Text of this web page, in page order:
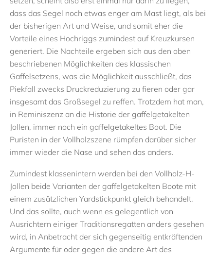
dass das Segel noch etwas enger am Mast liegt, als bei
der bisherigen Art und Weise, und somit eher die
Vorteile eines Hochriggs zumindest auf Kreuzkursen
generiert. Die Nachteile ergeben sich aus den oben
beschriebenen Möglichkeiten des klassischen
Gaffelsetzens, was die Möglichkeit ausschließt, das
Piekfall zwecks Druckreduzierung zu fieren oder gar
insgesamt das Großsegel zu reffen. Trotzdem hat man,
in Reminiszenz an die Historie der gaffelgetakelten
Jollen, immer noch ein gaffelgetakeltes Boot. Die
Puristen in der Vollholzszene rümpfen darüber sicher
immer wieder die Nase und sehen das anders.
Zumindest klassenintern werden bei den Vollholz-H-
Jollen beide Varianten der gaffelgetakelten Boote mit
einem zusätzlichen Yardstickpunkt gleich behandelt.
Und das sollte, auch wenn es gelegentlich von
Ausrichtern einiger Traditionsregatten anders gesehen
wird, in Anbetracht der sich gegenseitig entkräftenden
Argumente für oder gegen die andere Art des